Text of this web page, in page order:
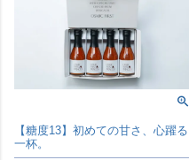
【糖度13】初めての甘さ、心躍る
一杯。